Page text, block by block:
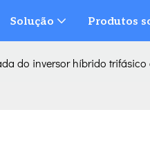
Solução Produtos
do inversor híbrido